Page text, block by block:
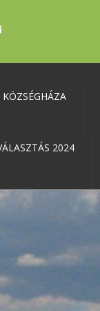
KÖZSÉGHÁZA
2024